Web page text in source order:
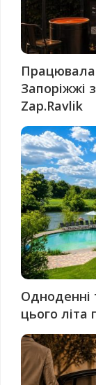
Працювала
Запоріжжі
Zap.Ravlik
Одноденні
цього літа